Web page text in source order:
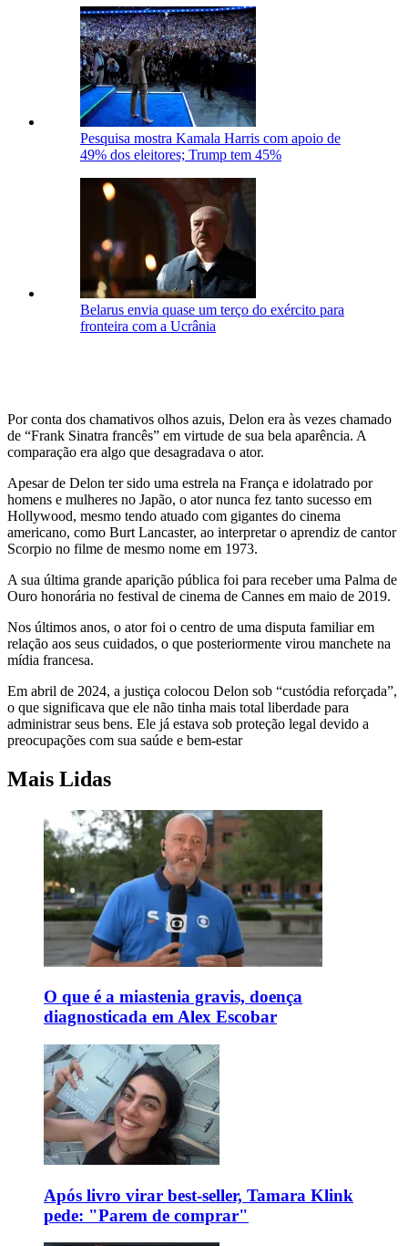
Pesquisa mostra Kamala Harris com apoio de
49% dos eleitores; Trump tem 45%
Belarus envia quase um terço do exército para
fronteira com a Ucrânia
Por conta dos chamativos olhos azuis, Delon era às vezes chamado
de “Frank Sinatra francês” em virtude de sua bela aparência. A
comparação era algo que desagradava o ator.
Apesar de Delon ter sido uma estrela na França e idolatrado por
homens e mulheres no Japão, o ator nunca fez tanto sucesso em
Hollywood, mesmo tendo atuado com gigantes do cinema
americano, como Burt Lancaster, ao interpretar o aprendiz de cantor
Scorpio no filme de mesmo nome em 1973.
A sua última grande aparição pública foi para receber uma Palma de
Ouro honorária no festival de cinema de Cannes em maio de 2019.
Nos últimos anos, o ator foi o centro de uma disputa familiar em
relação aos seus cuidados, o que posteriormente virou manchete na
mídia francesa.
Em abril de 2024, a justiça colocou Delon sob “custódia reforçada”,
o que significava que ele não tinha mais total liberdade para
administrar seus bens. Ele já estava sob proteção legal devido a
preocupações com sua saúde e bem-estar
Mais Lidas
O que é a miastenia gravis, doença
diagnosticada em Alex Escobar
Após livro virar best-seller, Tamara Klink
pede: "Parem de comprar"